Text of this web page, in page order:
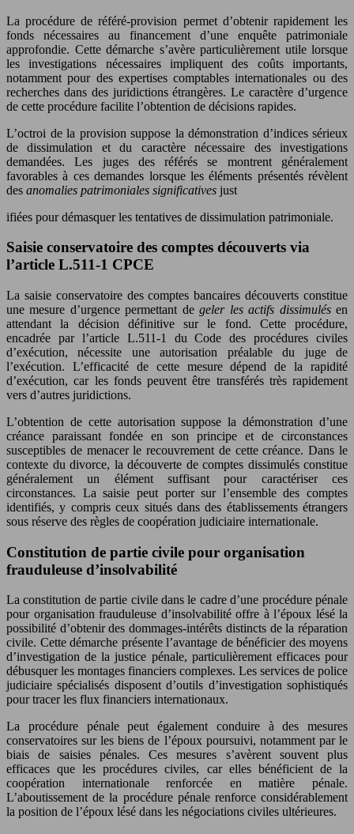
La procédure de référé-provision permet d’obtenir rapidement les
fonds nécessaires au financement d’une enquête patrimoniale
approfondie. Cette démarche s’avère particulièrement utile lorsque
les investigations nécessaires impliquent des coûts importants,
notamment pour des expertises comptables internationales ou des
recherches dans des juridictions étrangères. Le caractère d’urgence
de cette procédure facilite l’obtention de décisions rapides.
L’octroi de la provision suppose la démonstration d’indices sérieux
de dissimulation et du caractère nécessaire des investigations
demandées. Les juges des référés se montrent généralement
favorables à ces demandes lorsque les éléments présentés révèlent
des anomalies patrimoniales significatives just
ifiées pour démasquer les tentatives de dissimulation patrimoniale.
Saisie conservatoire des comptes découverts via
l’article L.511-1 CPCE
La saisie conservatoire des comptes bancaires découverts constitue
une mesure d’urgence permettant degeler les actifs dissimulésen
attendant la décision définitive sur le fond. Cette procédure,
encadrée par l’article L.511-1 du Code des procédures civiles
d’exécution, nécessite une autorisation préalable du juge de
l’exécution. L’efficacité de cette mesure dépend de la rapidité
d’exécution, car les fonds peuvent être transférés très rapidement
vers d’autres juridictions.
L’obtention de cette autorisation suppose la démonstration d’une
créance paraissant fondée en son principe et de circonstances
susceptibles de menacer le recouvrement de cette créance. Dans le
contexte du divorce, la découverte de comptes dissimulés constitue
généralement un élément suffisant pour caractériser ces
circonstances. La saisie peut porter sur l’ensemble des comptes
identifiés, y compris ceux situés dans des établissements étrangers
sous réserve des règles de coopération judiciaire internationale.
Constitution de partie civile pour organisation
frauduleuse d’insolvabilité
La constitution de partie civile dans le cadre d’une procédure pénale
pour organisation frauduleuse d’insolvabilité offre à l’époux lésé la
possibilité d’obtenir des dommages-intérêts distincts de la réparation
civile. Cette démarche présente l’avantage de bénéficier des moyens
d’investigation de la justice pénale, particulièrement efficaces pour
débusquer les montages financiers complexes. Les services de police
judiciaire spécialisés disposent d’outils d’investigation sophistiqués
pour tracer les flux financiers internationaux.
La procédure pénale peut également conduire à des mesures
conservatoires sur les biens de l’époux poursuivi, notamment par le
biais de saisies pénales. Ces mesures s’avèrent souvent plus
efficaces que les procédures civiles, car elles bénéficient de la
coopération internationale renforcée en matière pénale.
L’aboutissement de la procédure pénale renforce considérablement
la position de l’époux lésé dans les négociations civiles ultérieures.